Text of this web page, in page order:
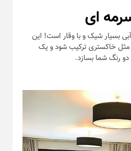
ای
بسیار شیک و با وقار است! این
مثل خاکستری ترکیب شود و یک
رنگ شما بسازد.